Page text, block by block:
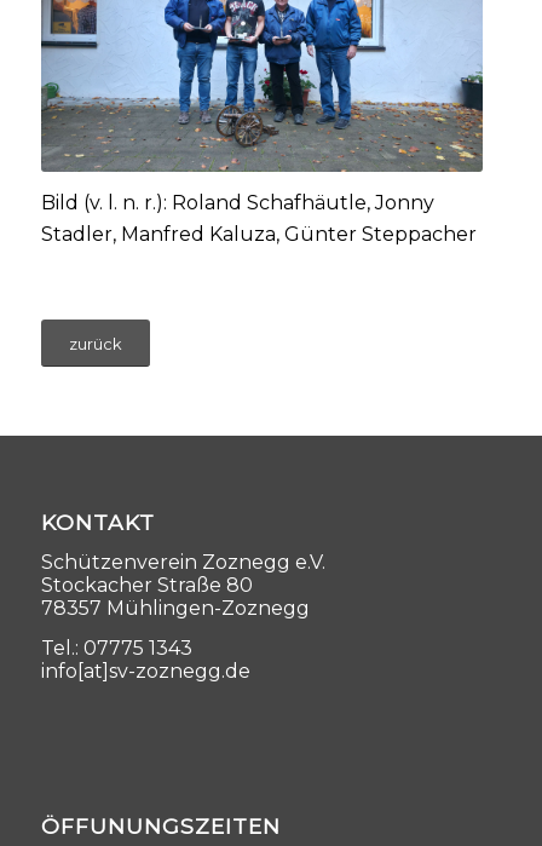
Bild (v. l. n. r.): Roland Schafhäutle, Jonny
Stadler, Manfred Kaluza, Günter Steppacher
zurück
KONTAKT
Schützenverein Zoznegg e.V.
Stockacher Straße 80
78357 Mühlingen-Zoznegg
Tel.: 07775 1343
info[at]sv-zoznegg.de
ÖFFUNUNGSZEITEN